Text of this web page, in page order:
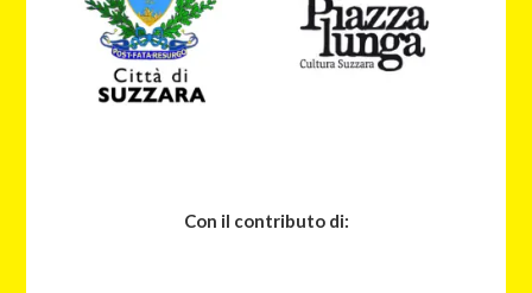
Con il contributo di: